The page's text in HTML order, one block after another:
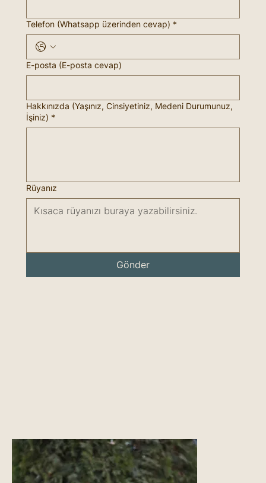
Telefon (Whatsapp üzerinden cevap) *
E-posta (E-posta cevap)
Hakkınızda (Yaşınız, Cinsiyetiniz, Medeni Durumunuz,
İşiniz) *
Rüyanız
Gönder